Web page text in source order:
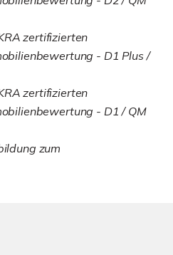
zertifizierten
- D1 Plus /
zertifizierten
- D1 / QM
zum